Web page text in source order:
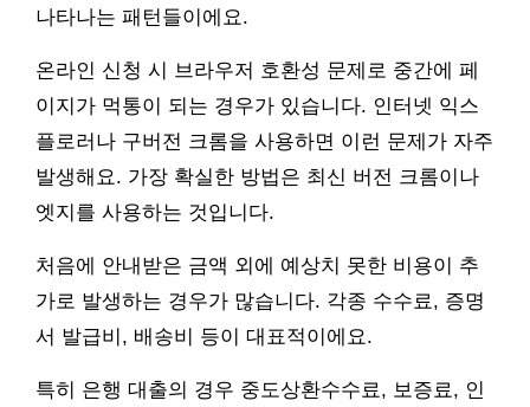
나타나는 패턴들이에요.
온라인 신청 시 브라우저 호환성 문제로 중간에 페
이지가 먹통이 되는 경우가 있습니다. 인터넷 익스
플로러나 구버전 크롬을 사용하면 이런 문제가 자주
발생해요. 가장 확실한 방법은 최신 버전 크롬이나
엣지를 사용하는 것입니다.
처음에 안내받은 금액 외에 예상치 못한 비용이 추
가로 발생하는 경우가 많습니다. 각종 수수료, 증명
서 발급비, 배송비 등이 대표적이에요.
특히 은행 대출의 경우 중도상환수수료, 보증료, 인